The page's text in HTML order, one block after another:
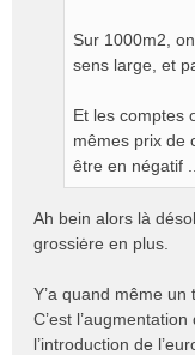
Sur 1000m2,
sens large, et
Et les comptes
mêmes prix de
être en négatif
Ah bein alors là
grossiėre en plus.
Y’a quand même un
C’est
l’introduction de